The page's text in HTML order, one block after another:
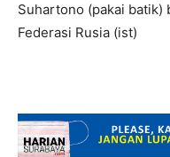
Suhartono (pakai batik)
Federasi Rusia (ist)